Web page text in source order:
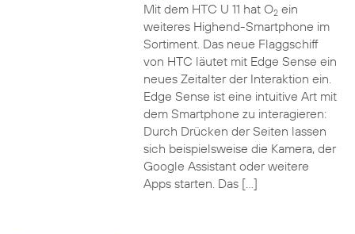
Mit dem HTC U 11 hat O2ein
weiteres Highend-Smartphone im
Sortiment. Das neue Flaggschiff
von HTC läutet mit Edge Sense ein
neues Zeitalter der Interaktion ein.
Edge Sense ist eine intuitive Art mit
dem Smartphone zu interagieren:
Durch Drücken der Seiten lassen
sich beispielsweise die Kamera, der
Google Assistant oder weitere
Apps starten. Das […]